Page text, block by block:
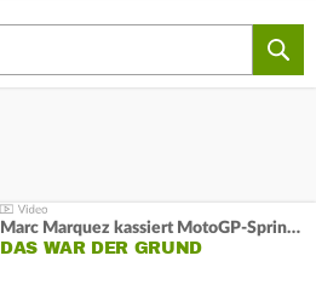
Marc Marquez kassiert MotoGP-Sprint-Schlappe:
DAS WAR DER GRUND